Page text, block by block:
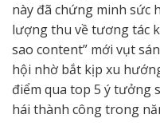
này đã chứng minh sức
lượng thu về tương tác
sao content” mới vụt
hội nhờ bắt kịp xu
điểm qua top 5 ý tưởng
hái thành công trong